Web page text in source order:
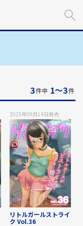
3件中 1〜3件
2025年09月14日発売
リトルガールストライ
ク Vol.36